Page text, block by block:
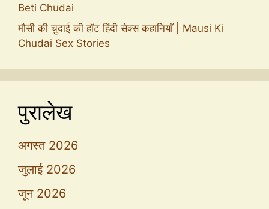
Beti Chudai
मौसी की चुदाई की हॉट हिंदी सेक्स कहानियाँ | Mausi Ki
Chudai Sex Stories
पुरालेख
अगस्त 2026
जुलाई 2026
जून 2026